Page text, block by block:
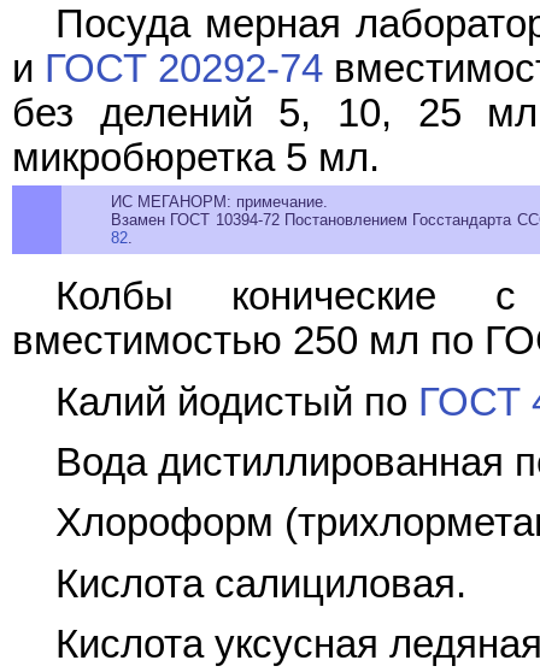
Посуда мерная
и ГОСТ 20292-74
без делений 5, 10, 25
микробюретка 5 мл.
ИС МЕГАНОРМ: примечание.
Взамен ГОСТ 10394-72 Постановлением Госстандарта
82.
Колбы конические с
вместимостью 250 мл по
Калий йодистый по ГОСТ
Вода дистиллированная
Хлороформ
Кислота салициловая.
Кислота уксусная